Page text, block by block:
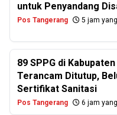
untuk Penyandang
Pos Tangerang 5 jam
89 SPPG di
Terancam Ditutup,
Sertifikat Sanitasi
Pos Tangerang 6 jam